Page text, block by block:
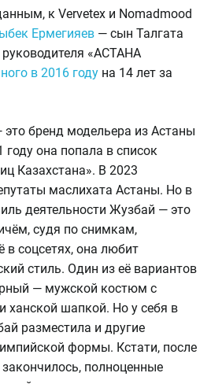
к Vervetex и Nomadmood
Ермегияев — сын Талгата
«АСТАНА
в 2016 году на 14 лет за
бренд модельера из Астаны
она попала в список
Казахстана». В 2023
маслихата Астаны. Но в
деятельности Жузбай — это
судя по снимкам,
в соцсетях, она любит
стиль. Один из её вариантов
— мужской костюм с
шапкой. Но у себя в
разместила и другие
формы. Кстати, после
полноценные